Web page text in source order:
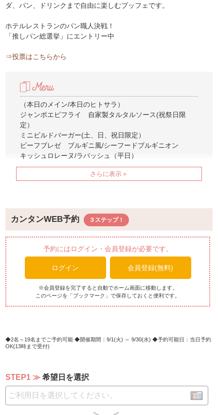
ダ、パン、ドリンクまで自由に楽しむブッフェです。
ホテルレストランのパン職人決戦！
「推しパン総選挙」にエントリー中
⇒投票はこちらから
（本日のメイン/本日のヒトサラ）
ジャンボエビフライ 自家製タルタルソース(祝祭日限
定）
ミニビルドバーガー(土、日、祝日限定）
ビーフブレゼ ブルギニ風/シーフードブルギニオン
キッシュロレーヌ/ラバッシュ（平日）
ピザ・カプリチョーザ（平日）
ローストビーフ マッシュポテト添え 特製和風ソース
春キャベツとニンニクのペペロンチーノ
山菜のアサリのボンゴレ和風仕立て
（温製欧風料理）
鶏モモ肉と新玉ねぎのブランケット 軽いグラチネ
豚バラ肉と白インゲン豆の煮込みカスレ風
旬鰆のポアレ トマトクリームソース バジル風味
アスパラとオルッォのリゾット
バスク風ピペラーオムレツ仕立て
ほうれん草とニョッキのグラタン
サニーレタス＆グリンリーフ
サラダトッピング10種（味付き４種/素材野菜６種）
冬瓜＆ツナ/豆苗
パプリカ/オクラ
キヌア＆ミックスビーンズ/海藻
カンタンWEB予約
予約にはログイン・会員登録が必要です。
ログイン 会員登録(無料)
※会員登録を完了すると自動でホーム画面に移動します。
このページを「ブックマーク」で保存しておくと便利です。
2名～19名までご予約可能 開催期間：9/1(火) ～ 9/30(水)
予約可能日：当日予約
OK(13時まで受付)
STEP1 希望日を選択